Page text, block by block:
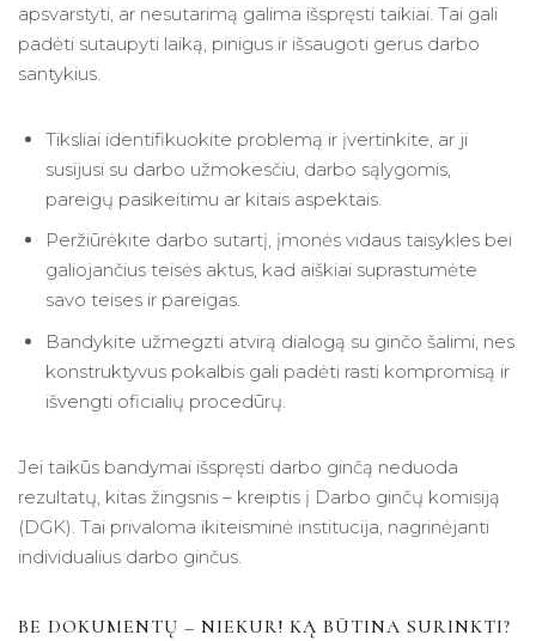
apsvarstyti, ar nesutarimą galima išspręsti taikiai. Tai gali
padėti sutaupyti laiką, pinigus ir išsaugoti gerus darbo
santykius.
Tiksliai identifikuokite problemą ir įvertinkite, ar ji
susijusi su darbo užmokesčiu, darbo sąlygomis,
pareigų pasikeitimu ar kitais aspektais.
Peržiūrėkite darbo sutartį, įmonės vidaus taisykles bei
galiojančius teisės aktus, kad aiškiai suprastumėte
savo teises ir pareigas.
Bandykite užmegzti atvirą dialogą su ginčo šalimi, nes
konstruktyvus pokalbis gali padėti rasti kompromisą ir
išvengti oficialių procedūrų.
Jei taikūs bandymai išspręsti darbo ginčą neduoda
rezultatų, kitas žingsnis – kreiptis į Darbo ginčų komisiją
(DGK). Tai privaloma ikiteisminė institucija, nagrinėjanti
individualius darbo ginčus.
BE DOKUMENTŲ – NIEKUR! KĄ BŪTINA SURINKTI?